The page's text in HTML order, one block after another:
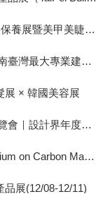
2025 第35 屆秋季國際美容保養展暨美甲美睫博覽會...
2025 高雄國際建材大展｜南臺灣最大專業建材年度盛會...
展 × 韓國美容展
2025 台灣國際室內設計博覽會｜設計界年度盛會即將登場！...
2023 International Symposium on Carbon Materials 國際碳系材...
品展(12/08-12/11)